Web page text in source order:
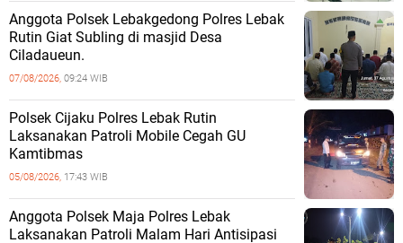
Anggota Polsek Lebakgedong Polres Lebak
Rutin Giat Subling di masjid Desa
Ciladaueun.
07/08/2026, 09:24 WIB
Polsek Cijaku Polres Lebak Rutin
Laksanakan Patroli Mobile Cegah GU
Kamtibmas
05/08/2026, 17:43 WIB
Anggota Polsek Maja Polres Lebak
Laksanakan Patroli Malam Hari Antisipasi